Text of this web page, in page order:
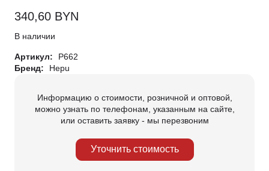
340,60 BYN
В наличии
Артикул:
P662
Бренд:
Hepu
Информацию о стоимости, розничной и оптовой,
можно узнать по телефонам, указанным на сайте,
или оставить заявку - мы перезвоним
Уточнить стоимость